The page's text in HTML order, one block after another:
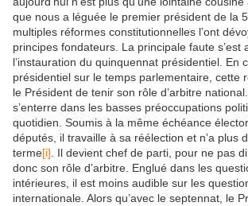
que nous a léguée le premier président de la
multiples réformes constitutionnelles l’ont
principes fondateurs. La principale faute s’est
l’instauration du quinquennat présidentiel. En
présidentiel sur le temps parlementaire, cette
le Président de tenir son rôle d’arbitre
s’enterre dans les basses préoccupations
quotidien. Soumis à la même échéance
députés, il travaille à sa réélection et n’a plus
terme[i] . Il devient chef de parti, pour ne pas
donc son rôle d’arbitre. Englué dans les
intérieures, il est moins audible sur les
internationale. Alors qu’avec le septennat, le